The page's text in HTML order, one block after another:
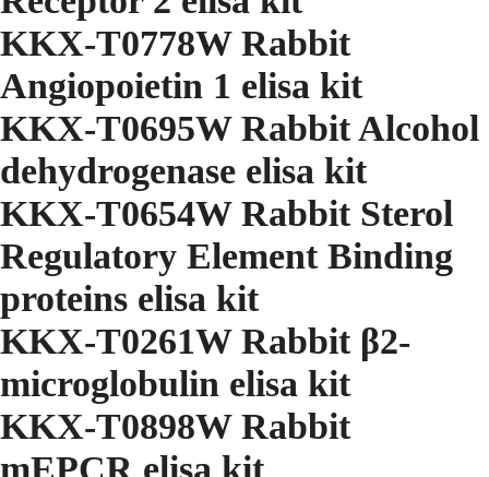
KKX-T0778W Rabbit
Angiopoietin 1 elisa kit
KKX-T0695W Rabbit Alcohol
dehydrogenase elisa kit
KKX-T0654W Rabbit Sterol
Regulatory Element Binding
proteins elisa kit
KKX-T0261W Rabbit β2-
microglobulin elisa kit
KKX-T0898W Rabbit
mEPCR elisa kit